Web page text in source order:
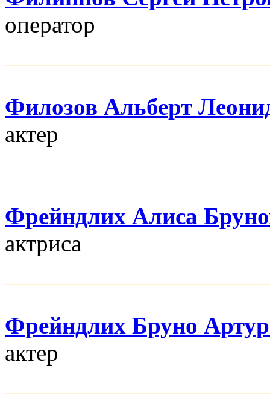
оператор
Филозов Альберт
актер
Фрейндлих Алиса
актриса
Фрейндлих Бруно
актер